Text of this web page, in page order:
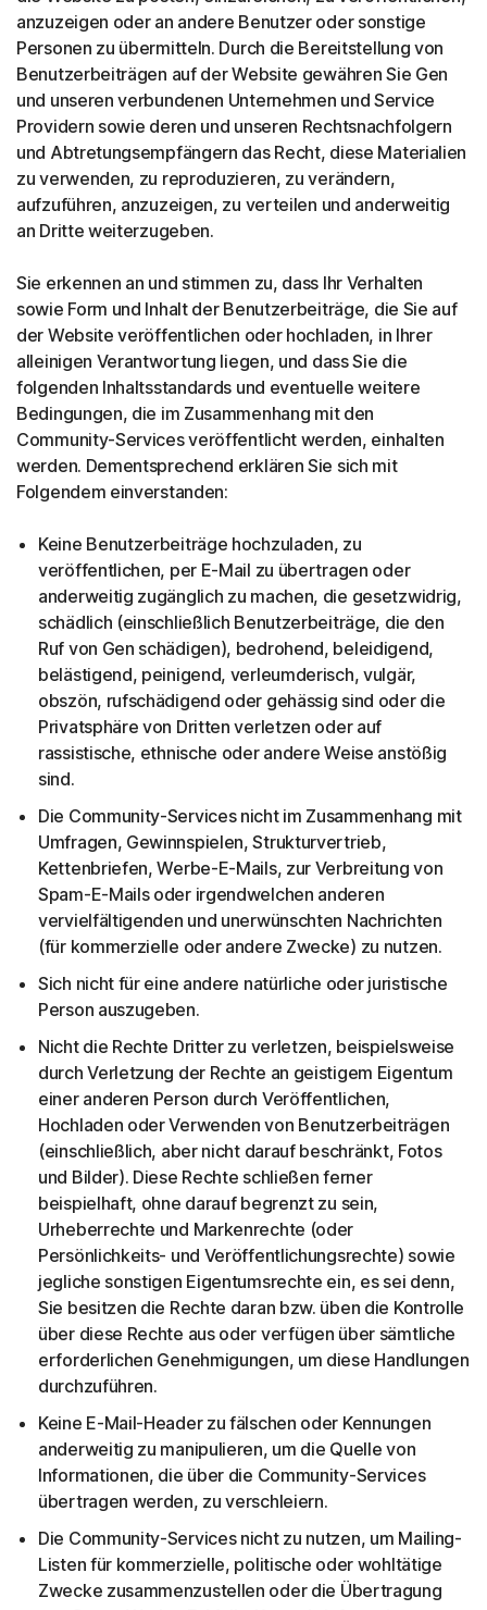
anzuzeigen oder an andere Benutzer oder sonstige
Personen zu übermitteln. Durch die Bereitstellung von
Benutzerbeiträgen auf der Website gewähren Sie Gen
und unseren verbundenen Unternehmen und Service
Providern sowie deren und unseren Rechtsnachfolgern
und Abtretungsempfängern das Recht, diese Materialien
zu verwenden, zu reproduzieren, zu verändern,
aufzuführen, anzuzeigen, zu verteilen und anderweitig
an Dritte weiterzugeben.
Sie erkennen an und stimmen zu, dass Ihr Verhalten
sowie Form und Inhalt der Benutzerbeiträge, die Sie auf
der Website veröffentlichen oder hochladen, in Ihrer
alleinigen Verantwortung liegen, und dass Sie die
folgenden Inhaltsstandards und eventuelle weitere
Bedingungen, die im Zusammenhang mit den
Community-Services veröffentlicht werden, einhalten
werden. Dementsprechend erklären Sie sich mit
Folgendem einverstanden:
Keine Benutzerbeiträge hochzuladen, zu
veröffentlichen, per E-Mail zu übertragen oder
anderweitig zugänglich zu machen, die gesetzwidrig,
schädlich (einschließlich Benutzerbeiträge, die den
Ruf von Gen schädigen), bedrohend, beleidigend,
belästigend, peinigend, verleumderisch, vulgär,
obszön, rufschädigend oder gehässig sind oder die
Privatsphäre von Dritten verletzen oder auf
rassistische, ethnische oder andere Weise anstößig
sind.
Die Community-Services nicht im Zusammenhang mit
Umfragen, Gewinnspielen, Strukturvertrieb,
Kettenbriefen, Werbe-E-Mails, zur Verbreitung von
Spam-E-Mails oder irgendwelchen anderen
vervielfältigenden und unerwünschten Nachrichten
(für kommerzielle oder andere Zwecke) zu nutzen.
Sich nicht für eine andere natürliche oder juristische
Person auszugeben.
Nicht die Rechte Dritter zu verletzen, beispielsweise
durch Verletzung der Rechte an geistigem Eigentum
einer anderen Person durch Veröffentlichen,
Hochladen oder Verwenden von Benutzerbeiträgen
(einschließlich, aber nicht darauf beschränkt, Fotos
und Bilder). Diese Rechte schließen ferner
beispielhaft, ohne darauf begrenzt zu sein,
Urheberrechte und Markenrechte (oder
Persönlichkeits- und Veröffentlichungsrechte) sowie
jegliche sonstigen Eigentumsrechte ein, es sei denn,
Sie besitzen die Rechte daran bzw. üben die Kontrolle
über diese Rechte aus oder verfügen über sämtliche
erforderlichen Genehmigungen, um diese Handlungen
durchzuführen.
Keine E-Mail-Header zu fälschen oder Kennungen
anderweitig zu manipulieren, um die Quelle von
Informationen, die über die Community-Services
übertragen werden, zu verschleiern.
Die Community-Services nicht zu nutzen, um Mailing-
Listen für kommerzielle, politische oder wohltätige
Zwecke zusammenzustellen oder die Übertragung